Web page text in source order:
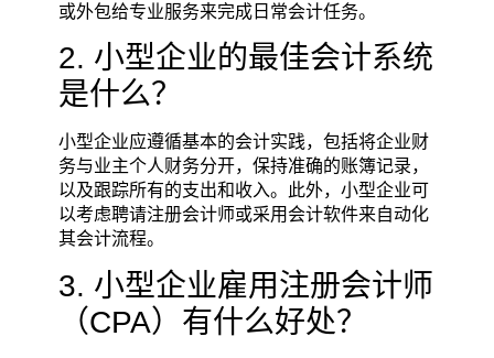
或外包给专业服务来完成日常会计任务。
2. 小型企业的最佳会计系统
是什么？
小型企业应遵循基本的会计实践，包括将企业财
务与业主个人财务分开，保持准确的账簿记录，
以及跟踪所有的支出和收入。此外，小型企业可
以考虑聘请注册会计师或采用会计软件来自动化
其会计流程。
3. 小型企业雇用注册会计师
（CPA）有什么好处？